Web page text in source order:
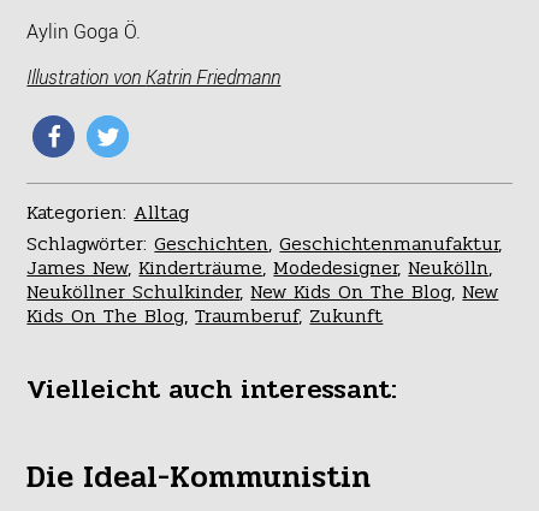
Aylin Goga Ö.
Illustration vonKatrin Friedmann
Kategorien:Alltag
Schlagwörter:Geschichten,Geschichtenmanufaktur,
James New,Kinderträume,Modedesigner,Neukölln,
Neuköllner Schulkinder,New Kids On The Blog,New
Kids On The Blog,Traumberuf,Zukunft
Vielleicht auch interessant:
Die Ideal-Kommunistin